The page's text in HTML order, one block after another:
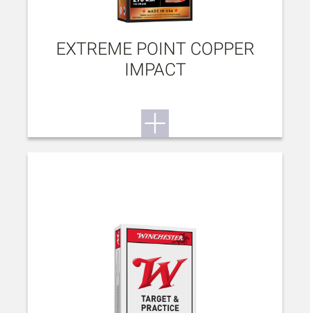
EXTREME POINT COPPER
IMPACT